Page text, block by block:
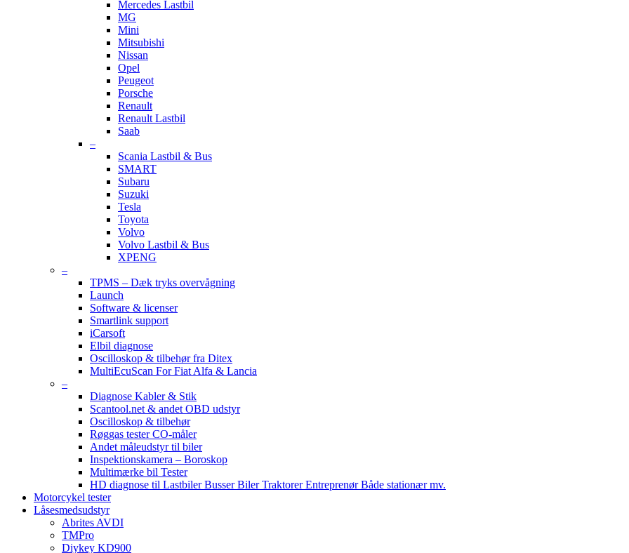
Mercedes Lastbil
MG
Mini
Mitsubishi
Nissan
Opel
Peugeot
Porsche
Renault
Renault Lastbil
Saab
–
Scania Lastbil & Bus
SMART
Subaru
Suzuki
Tesla
Toyota
Volvo
Volvo Lastbil & Bus
XPENG
–
TPMS – Dæk tryks overvågning
Launch
Software & licenser
Smartlink support
iCarsoft
Elbil diagnose
Oscilloskop & tilbehør fra Ditex
MultiEcuScan For Fiat Alfa & Lancia
–
Diagnose Kabler & Stik
Scantool.net & andet OBD udstyr
Oscilloskop & tilbehør
Røggas tester CO-måler
Andet måleudstyr til biler
Inspektionskamera – Boroskop
Multimærke bil Tester
HD diagnose til Lastbiler Busser Biler Traktorer Entreprenør Både stationær mv.
Motorcykel tester
Låsesmedsudstyr
Abrites AVDI
TMPro
Diykey KD900